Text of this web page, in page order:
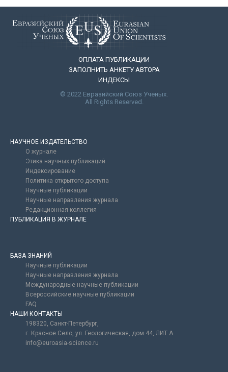
ОПЛАТА ПУБЛИКАЦИИ
ЗАПОЛНИТЬ АНКЕТУ АВТОРА
ИНДЕКСЫ
© 2022 Евразийский Союз Ученых.
All Rights Reserved.
НАУЧНОЕ ИЗДАТЕЛЬСТВО
О журнале
Этика научных публикаций
Индексирование
Политика открытого доступа
Научные публикации
Научные направления журнала
Редакционная коллегия
ПУБЛИКАЦИЯ В ЖУРНАЛЕ
БАЗА ЗНАНИЙ
Научные публикации
Научные направления журнала
Международные научные публикации
Всероссийские научные публикации
FAQ
НАШИ КОНТАКТЫ
198320, Санкт-Петербург,
г. Красное Село, ул. Геологическая, дом 44, ЛИТ А.
info@euroasia-science.ru